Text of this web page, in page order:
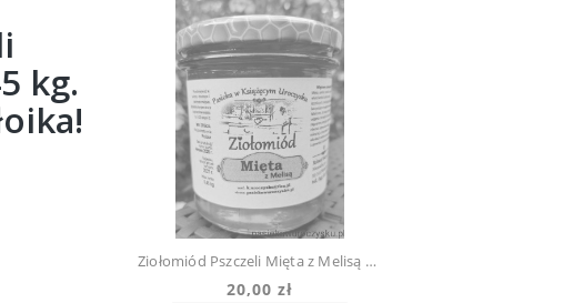
kg.
Ziołomiód Pszczeli Mięta z Melisą 0,45 kg. Prosto Z Ula Do Słoika!
20,00 zł